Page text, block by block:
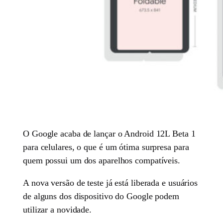
O Google acaba de lançar o Android 12L Beta 1
para celulares, o que é um ótima surpresa para
quem possui um dos aparelhos compatíveis.
A nova versão de teste já está liberada e usuários
de alguns dos dispositivo do Google podem
utilizar a novidade.